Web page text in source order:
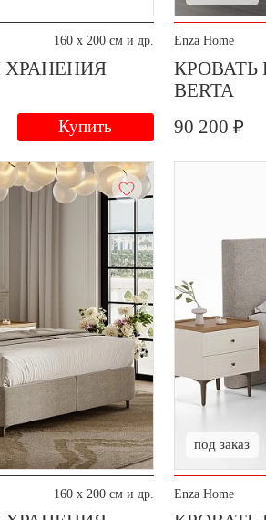
160 x 200 см и др.
Купить
Enza Home
КРОВАТЬ
BERTA
90 200 ₽
160 x 200 см и др.
под заказ
Enza Home